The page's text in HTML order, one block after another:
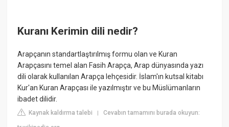
Kuranı Kerimin dili nedir?
Arapçanın standartlaştırılmış formu olan ve Kuran
Arapçasını temel alan Fasih Arapça, Arap dünyasında yazı
dili olarak kullanılan Arapça lehçesidir. İslam'ın kutsal kitabı
Kur'an Kuran Arapçası ile yazılmıştır ve bu Müslümanların
ibadet dilidir.
Kaynak kaldırma talebi |Cevabın tamamını burada okuyun: